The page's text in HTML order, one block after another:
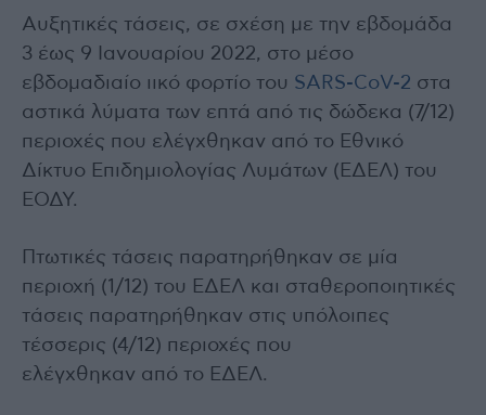
Αυξητικές τάσεις, σε σχέση με την εβδομάδα
3 έως 9 Ιανουαρίου 2022, στο μέσο
εβδομαδιαίο ιικό φορτίο του SARS-CoV-2 στα
αστικά λύματα των επτά από τις δώδεκα (7/12)
περιοχές που ελέγχθηκαν από το Εθνικό
Δίκτυο Επιδημιολογίας Λυμάτων (ΕΔΕΛ) του
ΕΟΔΥ.
Πτωτικές τάσεις παρατηρήθηκαν σε μία
περιοχή (1/12) του ΕΔΕΛ και σταθεροποιητικές
τάσεις παρατηρήθηκαν στις υπόλοιπες
τέσσερις (4/12) περιοχές που
ελέγχθηκαν από το ΕΔΕΛ.